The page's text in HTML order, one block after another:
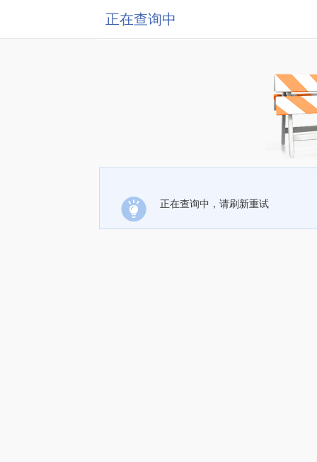
正在查询中
正在查询中，请刷新重试